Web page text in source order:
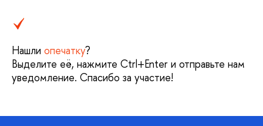
Нашли опечатку?
Выделите её, нажмите Ctrl+Enter и отправьте нам
уведомление. Спасибо за участие!